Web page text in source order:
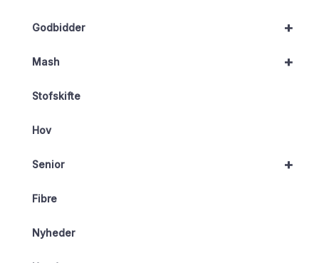
+
Godbidder
+
Mash
Stofskifte
Hov
+
Senior
Fibre
Nyheder